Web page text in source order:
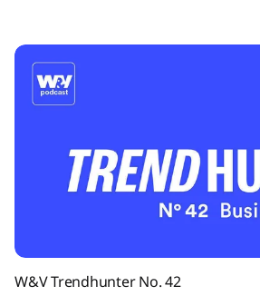
W&V Trendhunter No. 42